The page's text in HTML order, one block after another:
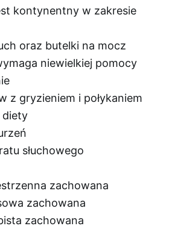
kontynentny w zakresie
oraz butelki na mocz
niewielkiej pomocy
z gryzieniem i połykaniem
diety
słuchowego
zachowana
zachowana
zachowana